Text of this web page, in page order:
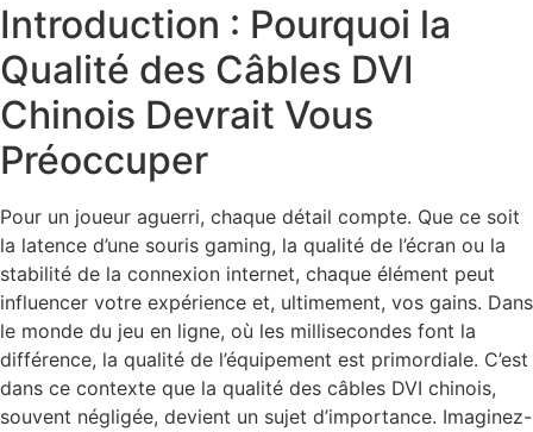
Introduction : Pourquoi la
Qualité des Câbles DVI
Chinois Devrait Vous
Préoccuper
Pour un joueur aguerri, chaque détail compte. Que ce soit
la latence d’une souris gaming, la qualité de l’écran ou la
stabilité de la connexion internet, chaque élément peut
influencer votre expérience et, ultimement, vos gains. Dans
le monde du jeu en ligne, où les millisecondes font la
différence, la qualité de l’équipement est primordiale. C’est
dans ce contexte que la qualité des câbles DVI chinois,
souvent négligée, devient un sujet d’importance. Imaginez-